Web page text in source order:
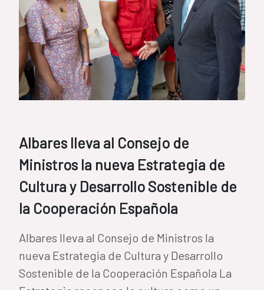
Albares lleva al Consejo de
Ministros la nueva Estrategia de
Cultura y Desarrollo Sostenible de
la Cooperación Española
Albares lleva al Consejo de Ministros la
nueva Estrategia de Cultura y Desarrollo
Sostenible de la Cooperación Española La